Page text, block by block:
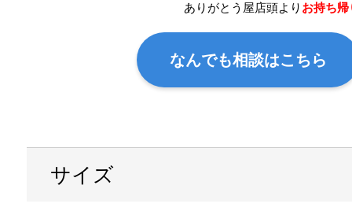
ありがとう屋店頭より お持ち帰
なんでも相談はこちら
サイズ